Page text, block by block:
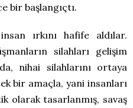
bir başlangıçtı.
ırkını hafife aldılar.
silahları gelişim
nihai silahlarını ortaya
bir amaçla, yani insanları
olarak tasarlanmış, savaş